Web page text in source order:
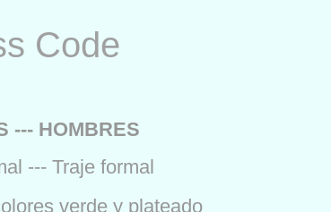
Code
--- HOMBRES
--- Traje formal
verde y plateado